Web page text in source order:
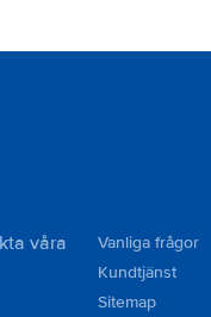
våra
Vanliga frågor
Kundtjänst
Sitemap